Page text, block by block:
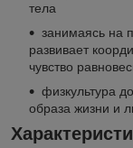
тела
занимаясь на
развивает
чувство
физкультура
образа жизни и